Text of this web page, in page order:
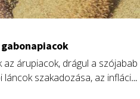
árupiacok, drágul a szójabab
láncok szakadozása, az infláció,